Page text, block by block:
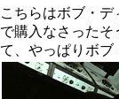
こちらはボブ・
で購入なさったそ
て、やっぱりボブ